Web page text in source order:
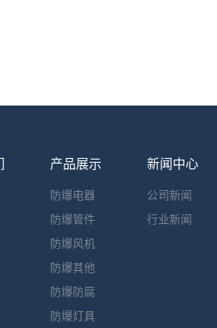
产品展示
防爆电器
防爆管件
防爆风机
防爆其他
防爆防腐
防爆灯具
新闻中心
公司新闻
行业新闻